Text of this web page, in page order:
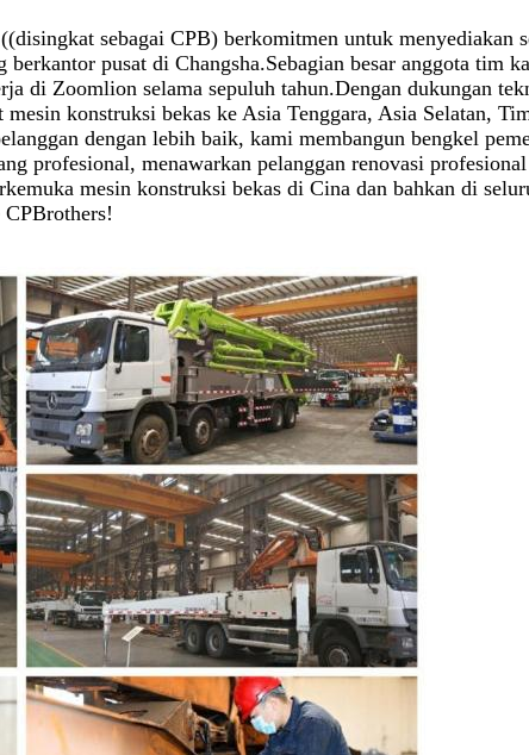
sebagai CPB) berkomitmen untuk menyediakan
pusat di Changsha.Sebagian besar anggota tim
di Zoomlion selama sepuluh tahun.Dengan dukungan
konstruksi bekas ke Asia Tenggara, Asia Selatan,
dengan lebih baik, kami membangun bengkel
profesional, menawarkan pelanggan renovasi
mesin konstruksi bekas di Cina dan bahkan di
CPBrothers!